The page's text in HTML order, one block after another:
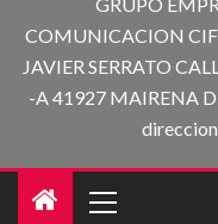
COMUNICACION CIF
JAVIER SERRATO
-A 41927 MAIRENA